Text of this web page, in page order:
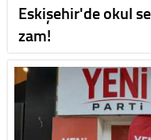
Eskişehir'de okul
zam!